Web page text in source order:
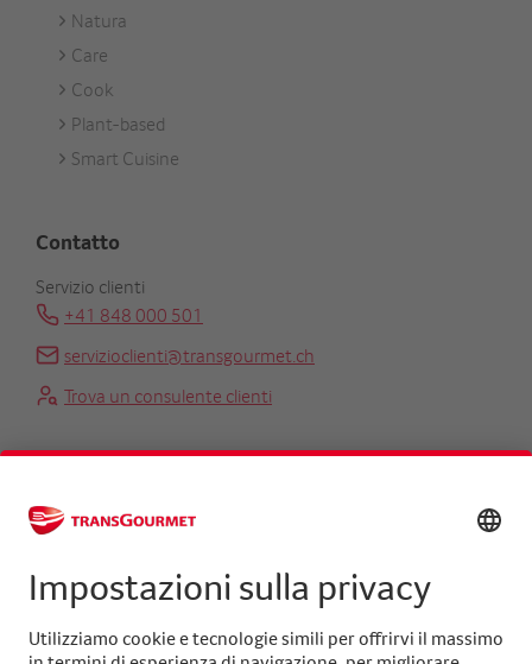
Natura
Care
Cook
Plant-based
Smart Cuisine
Contatto
Servizio clienti
+41 848 000 501
servizioclienti@transgourmet.ch
Trova un consulente clienti
info@transgourmet.ch
Select
your
language